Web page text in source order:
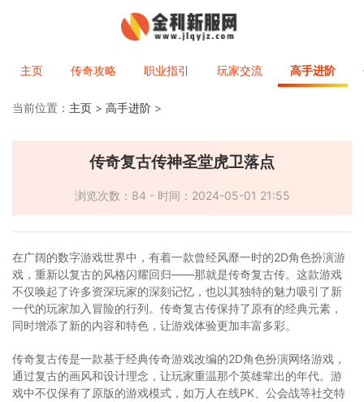
主页 传奇攻略 职业指引 玩家交流 高手进阶
当前位置： 主页 > 高手进阶 >
传奇复古传神圣堂虎卫落点
浏览次数：84 - 时间：2024-05-01 21:55
在广阔的数字游戏世界中，有着一款曾经风靡一时的2D角色扮演游
戏，重新以复古的风格闪耀回归——那就是传奇复古传。这款游戏
不仅唤起了许多资深玩家的深刻记忆，也以其独特的魅力吸引了新
一代的玩家加入冒险的行列。传奇复古传保持了原有的经典元素，
同时增添了新的内容和特色，让游戏体验更加丰富多彩。
传奇复古传是一款基于经典传奇游戏改编的2D角色扮演网络游戏，
通过复古的画风和设计理念，让玩家重温那个英雄辈出的年代。游
戏中不仅保有了原版的游戏模式，如万人在线PK、公会战等社交特